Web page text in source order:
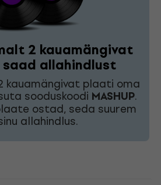
2 kauamängivat
allahindlust
kauamängivat plaati oma
sooduskoodi MASHUP.
ostad, seda suurem
allahindlus.